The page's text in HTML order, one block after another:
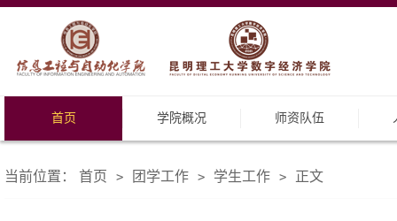
首页 学院概况 师资队伍
当前位置： 首页 > 团学工作 > 学生工作 > 正文